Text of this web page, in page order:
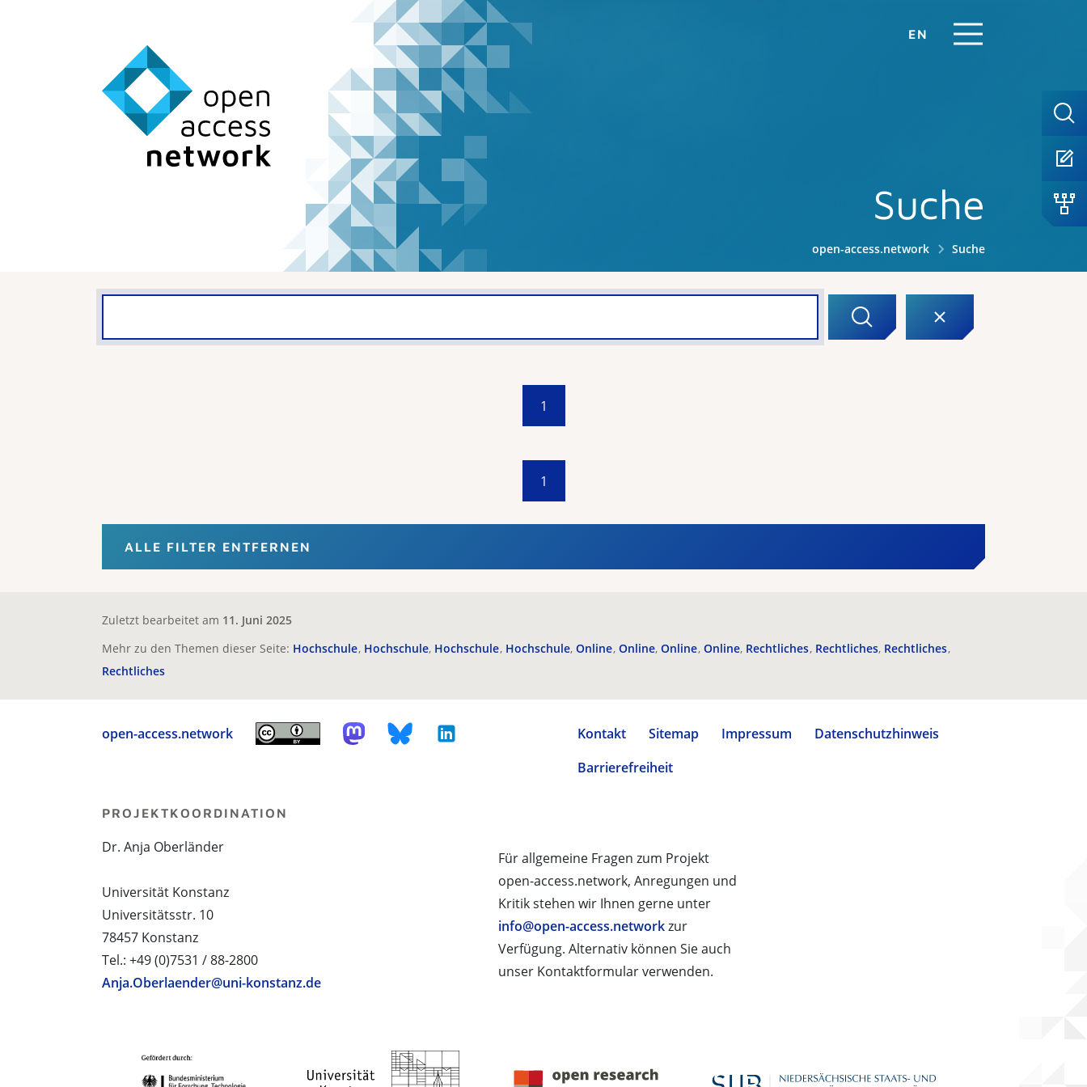
EN
Suche
open-access.network Suche
1
1
ALLE FILTER ENTFERNEN
Zuletzt bearbeitet am 11. Juni 2025
Mehr zu den Themen dieser Seite: Hochschule Hochschule Hochschule Hochschule Online Online Online Online Rechtliches Rechtliches Rechtliches
Rechtliches
open-access.network Kontakt Sitemap Impressum
Datenschutzhinweis
Barrierefreiheit
Für allgemeine Fragen zum Projekt
open-access.network, Anregungen und
Kritik stehen wir Ihnen gerne unter
info@open-access.networkzur
Verfügung. Alternativ können Sie auch
unser Kontaktformular verwenden.
PROJEKTKOORDINATION
Dr. Anja Oberländer
Universität Konstanz
Universitätsstr. 10
78457 Konstanz
Tel.: +49 (0)7531 / 88-2800
Anja.Oberlaender@uni-konstanz.de